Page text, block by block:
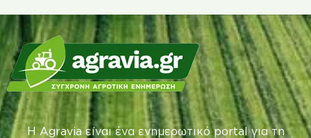
Η Agravia είναι ένα ενημερωτικό portal για τη